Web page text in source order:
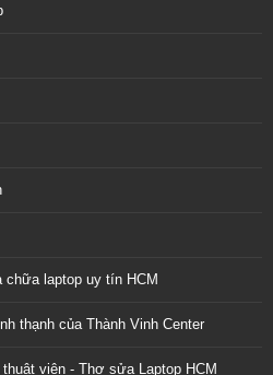
laptop uy tín HCM
thạnh của Thành Vinh Center
viên - Thợ sửa Laptop HCM